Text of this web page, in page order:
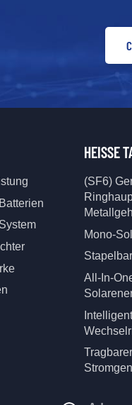
HEISSE
(SF6)
Mono-
All-In-